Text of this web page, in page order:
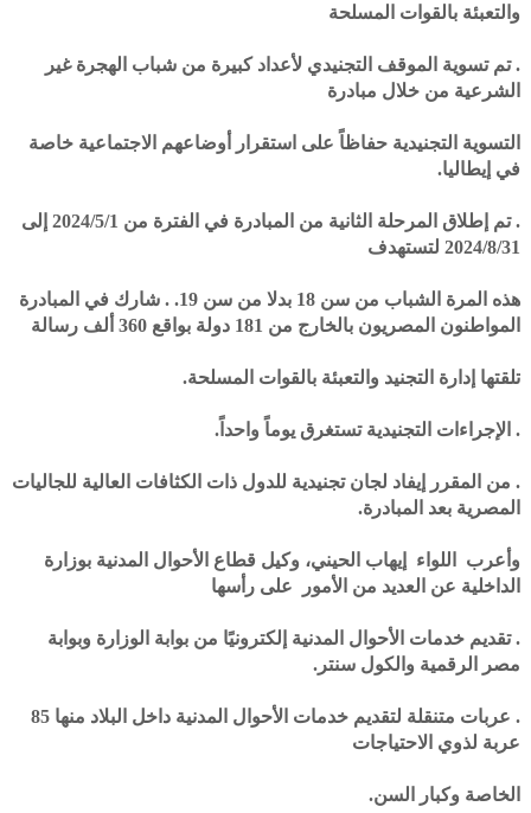
والتعبئة بالقوات المسلحة
. تم تسوية الموقف التجنيدي لأعداد كبيرة من شباب الهجرة غير
الشرعية من خلال مبادرة
التسوية التجنيدية حفاظاً على استقرار أوضاعهم الاجتماعية خاصة
في إيطاليا.
. تم إطلاق المرحلة الثانية من المبادرة في الفترة من 2024/5/1 إلى
2024/8/31 لتستهدف
هذه المرة الشباب من سن 18 بدلا من سن 19. . شارك في المبادرة
المواطنون المصريون بالخارج من 181 دولة بواقع 360 ألف رسالة
تلقتها إدارة التجنيد والتعبئة بالقوات المسلحة.
. الإجراءات التجنيدية تستغرق يوماً واحداً.
. من المقرر إيفاد لجان تجنيدية للدول ذات الكثافات العالية للجاليات
المصرية بعد المبادرة.
وأعرب اللواء إيهاب الحيني، وكيل قطاع الأحوال المدنية بوزارة
الداخلية عن العديد من الأمور على رأسها
. تقديم خدمات الأحوال المدنية إلكترونيًا من بوابة الوزارة وبوابة
مصر الرقمية والكول سنتر.
. عربات متنقلة لتقديم خدمات الأحوال المدنية داخل البلاد منها 85
عربة لذوي الاحتياجات
الخاصة وكبار السن.